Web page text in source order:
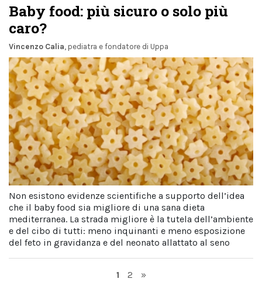
Baby food: più sicuro o solo più
caro?
Vincenzo Calia , pediatra e fondatore di Uppa
Non esistono evidenze scientifiche a supporto dell’idea
che il baby food sia migliore di una sana dieta
mediterranea. La strada migliore è la tutela dell’ambiente
e del cibo di tutti: meno inquinanti e meno esposizione
del feto in gravidanza e del neonato allattato al seno
Page
1 Page
2 »